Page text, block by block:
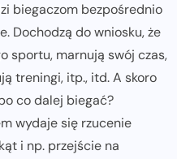
biegaczom bezpośrednio
Dochodzą do wniosku, że
sportu, marnują swój czas,
treningi, itp., itd. A skoro
co dalej biegać?
wydaje się rzucenie
i np. przejście na